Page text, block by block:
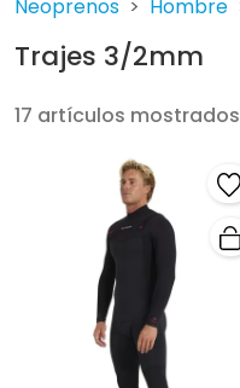
Neoprenos Hombre
Trajes 3/2mm
17 artículos mostrados